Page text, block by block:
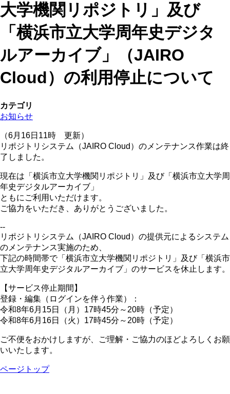
大学機関リポジトリ」及び
「横浜市立大学周年史デジタ
ルアーカイブ」（JAIRO
Cloud）の利用停止について
カテゴリ
お知らせ
（6月16日11時 更新）
リポジトリシステム（JAIRO Cloud）のメンテナンス作業は終
了しました。
現在は「横浜市立大学機関リポジトリ」及び「横浜市立大学周
年史デジタルアーカイブ」
ともにご利用いただけます。
ご協力をいただき、ありがとうございました。
--
リポジトリシステム（JAIRO Cloud）の提供元によるシステム
のメンテナンス実施のため、
下記の時間帯で「横浜市立大学機関リポジトリ」及び「横浜市
立大学周年史デジタルアーカイブ」のサービスを休止します。
【サービス停止期間】
登録・編集（ログインを伴う作業）：
令和8年6月15日（月）17時45分～20時（予定）
令和8年6月16日（火）17時45分～20時（予定）
ご不便をおかけしますが、ご理解・ご協力のほどよろしくお願
いいたします。
ページトップ